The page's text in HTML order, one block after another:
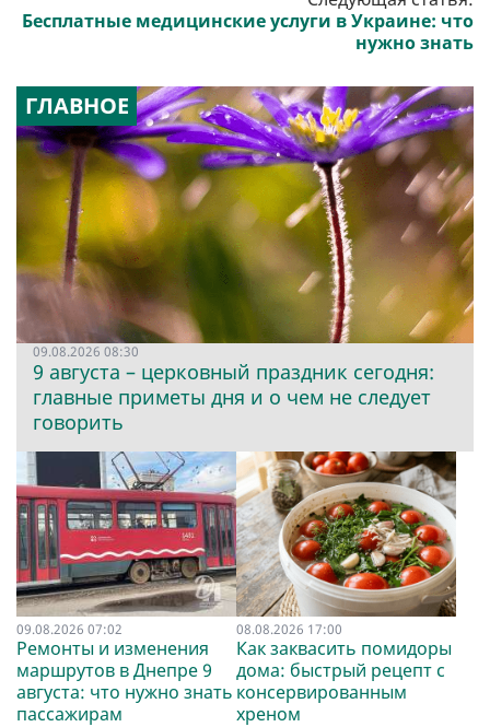
Бесплатные медицинские услуги в Украине: что
нужно знать
ГЛАВНОЕ
09.08.2026 08:30
9 августа – церковный праздник сегодня:
главные приметы дня и о чем не следует
говорить
09.08.2026 07:02
Ремонты и изменения
маршрутов в Днепре 9
августа: что нужно знать
пассажирам
08.08.2026 17:00
Как заквасить помидоры
дома: быстрый рецепт с
консервированным
хреном